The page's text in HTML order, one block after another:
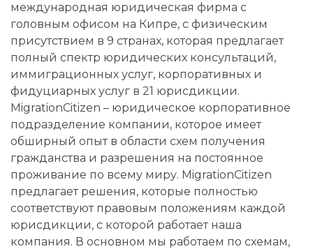
международная юридическая фирма с
головным офисом на Кипре, с физическим
присутствием в 9 странах, которая предлагает
полный спектр юридических консультаций,
иммиграционных услуг, корпоративных и
фидуциарных услуг в 21 юрисдикции.
MigrationCitizen – юридическое корпоративное
подразделение компании, которое имеет
обширный опыт в области схем получения
гражданства и разрешения на постоянное
проживание по всему миру. MigrationCitizen
предлагает решения, которые полностью
соответствуют правовым положениям каждой
юрисдикции, с которой работает наша
компания. В основном мы работаем по схемам,